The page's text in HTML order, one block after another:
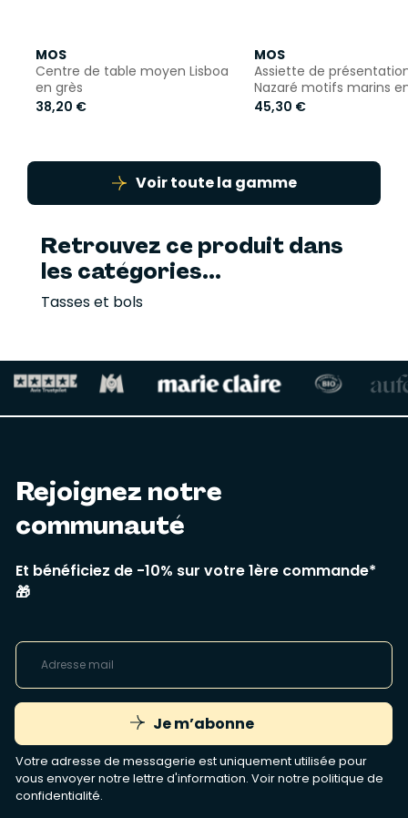
MOS
Centre de table moyen Lisboa
en grès
38,20 €
MOS
Assiette de
Nazaré motifs marins
45,30 €
Voir toute la gamme
Retrouvez ce produit dans
les catégories...
Tasses et bols
Rejoignez notre
communauté
Et bénéficiez de -10% sur votre 1ère commande*
🎁
Je m’abonne
Votre adresse de messagerie est uniquement utilisée pour
vous envoyer notre lettre d'information. Voir notre politique de
confidentialité.